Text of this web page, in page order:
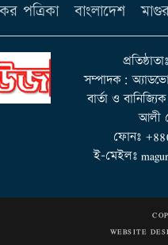
পত্রিকা বাংলাদেশ
সম্পাদক:
বার্তা ও
আলী
ফোনঃ
ই-মেইলঃ
WEBSITE